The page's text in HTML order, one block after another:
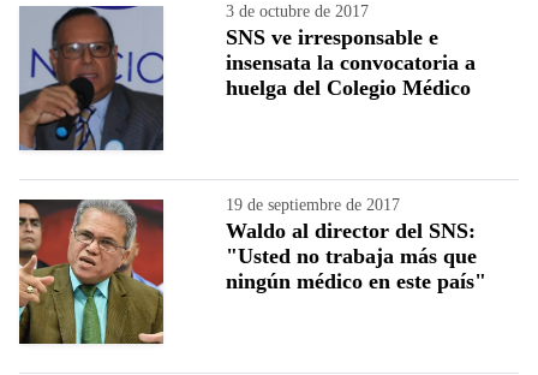
3 de octubre de 2017
SNS ve irresponsable e
insensata la convocatoria a
huelga del Colegio Médico
19 de septiembre de 2017
Waldo al director del SNS:
"Usted no trabaja más que
ningún médico en este país"